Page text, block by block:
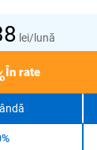
lei/lună
În rate